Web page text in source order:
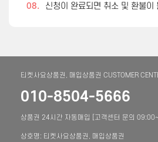
08. 신청이 완료되면 취소 및 환불이
티켓사요상품권, 매입상품권 CUSTOMER
010-8504-5666
상품권 24시간 자동매입 [고객센터 문의
상호명: 티켓사요상품권, 매입상품권